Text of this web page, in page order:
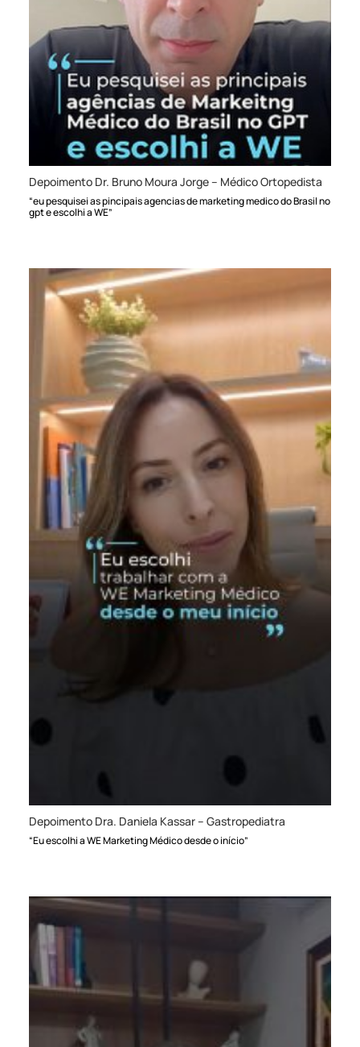
Depoimento Dr. Bruno Moura Jorge – Médico Ortopedista
“eu pesquisei as pincipais agencias de marketing medico do Brasil no
gpt e escolhi a WE”
Depoimento Dra. Daniela Kassar – Gastropediatra
“Eu escolhi a WE Marketing Médico desde o início”